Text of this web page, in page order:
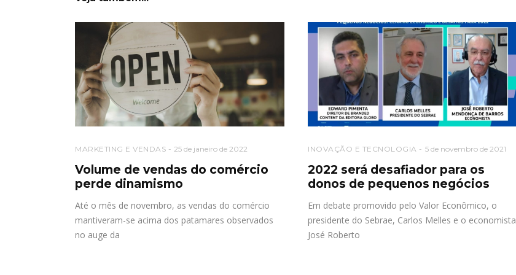
MARKETING E VENDAS 25 de janeiro de 2022
Volume de vendas do comércio
perde dinamismo
Até o mês de novembro, as vendas do comércio
mantiveram-se acima dos patamares observados
no auge da
INOVAÇÃO E TECNOLOGIA 5 de novembro de 2021
2022 será desafiador para os
donos de pequenos negócios
Em debate promovido pelo Valor Econômico, o
presidente do Sebrae, Carlos Melles e o economista
José Roberto